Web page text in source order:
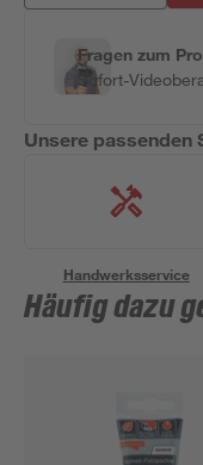
Fragen zum
Sofort-
Unsere passenden
Handwerksservice
Häufig dazu